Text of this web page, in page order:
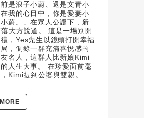
是浪子小蔚、還是文青小
我的心目中，你是愛妻小
蔚。」在眾人公證下，新
大方說道。 這是一場別開
，Yes先生以鏡頭打開幸福
，側錄一群充滿喜悅感的
名人，這群人比新娘Kimi
人生大事。 在珍愛面前毫
Kimi提到公婆與雙親。